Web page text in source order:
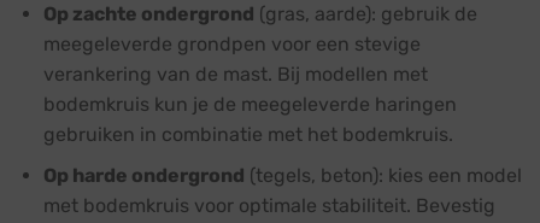
Op zachte ondergrond (gras, aarde): gebruik de
meegeleverde grondpen voor een stevige
verankering van de mast. Bij modellen met
bodemkruis kun je de meegeleverde haringen
gebruiken in combinatie met het bodemkruis.
Op harde ondergrond (tegels, beton): kies een model
met bodemkruis voor optimale stabiliteit. Bevestig